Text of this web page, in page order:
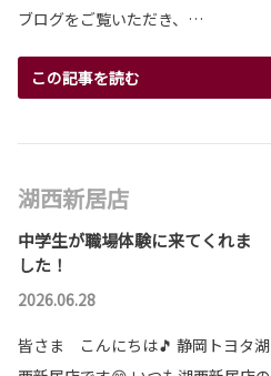
ブログをご覧いただき、…
この記事を読む
湖西新居店
中学生が職場体験に来てくれま
した！
2026.06.28
皆さま こんにちは🎵 静岡トヨタ湖